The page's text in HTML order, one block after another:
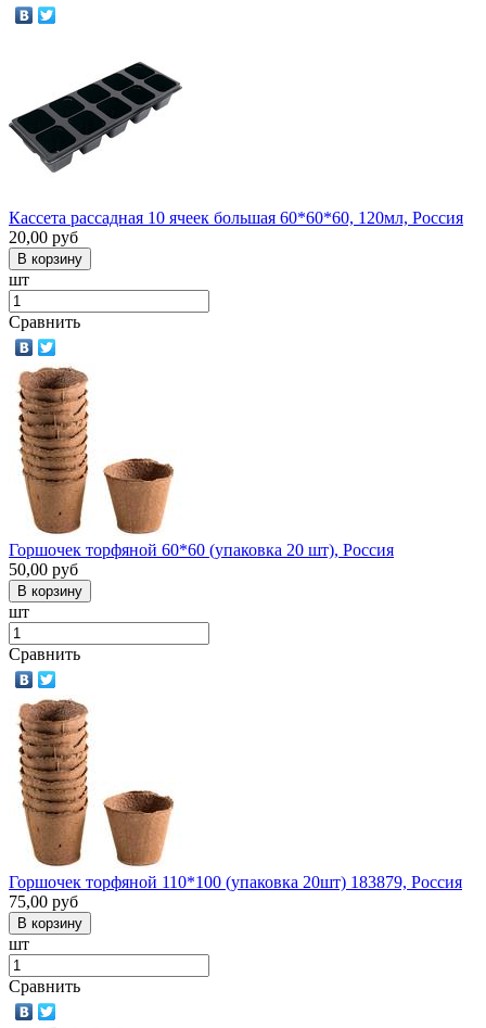
Кассета рассадная 10 ячеек большая 60*60*60, 120мл, Россия
20,00 руб
шт
Сравнить
Горшочек торфяной 60*60 (упаковка 20 шт), Россия
50,00 руб
шт
Сравнить
Горшочек торфяной 110*100 (упаковка 20шт) 183879, Россия
75,00 руб
шт
Сравнить